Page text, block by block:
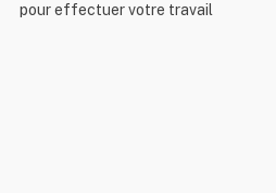
pour effectuer votre travail